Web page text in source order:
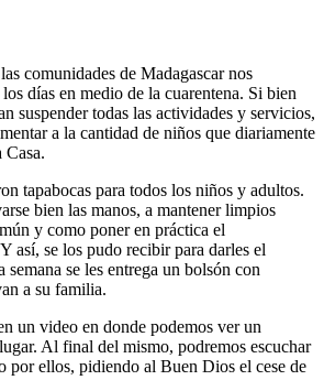
comunidades de Madagascar nos
días en medio de la cuarentena. Si bien
suspender todas las actividades y servicios,
a la cantidad de niños que diariamente
Casa.
tapabocas para todos los niños y adultos.
bien las manos, a mantener limpios
y como poner en práctica el
así, se los pudo recibir para darles el
semana se les entrega un bolsón con
a su familia.
un video en donde podemos ver un
Al final del mismo, podremos escuchar
por ellos, pidiendo al Buen Dios el cese de